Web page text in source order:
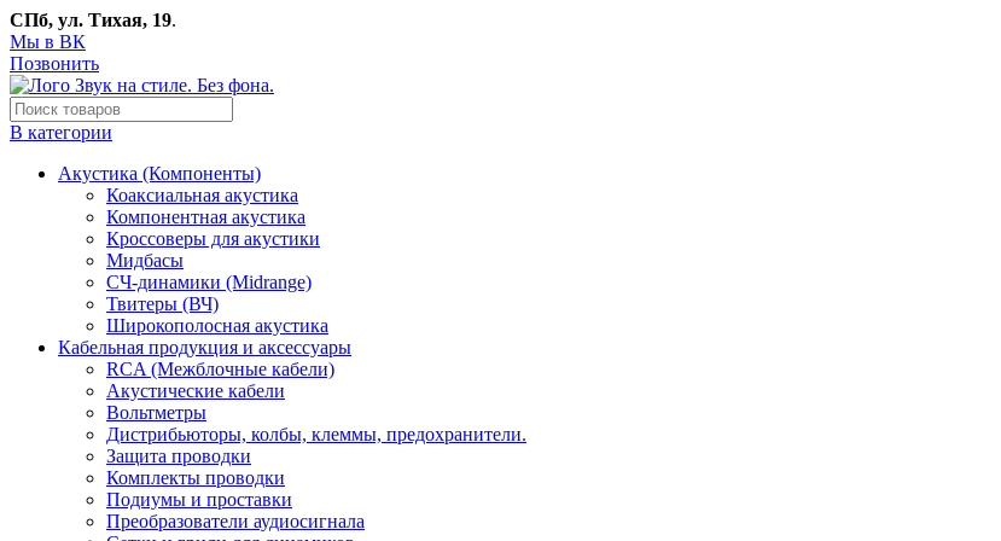
СПб, ул. Тихая, 19.
Мы в ВК
Позвонить
В категории
Акустика (Компоненты)
Коаксиальная акустика
Компонентная акустика
Кроссоверы для акустики
Мидбасы
СЧ-динамики (Midrange)
Твитеры (ВЧ)
Широкополосная акустика
Кабельная продукция и аксессуары
RCA (Межблочные кабели)
Акустические кабели
Вольтметры
Дистрибьюторы, колбы, клеммы, предохранители.
Защита проводки
Комплекты проводки
Подиумы и проставки
Преобразователи аудиосигнала